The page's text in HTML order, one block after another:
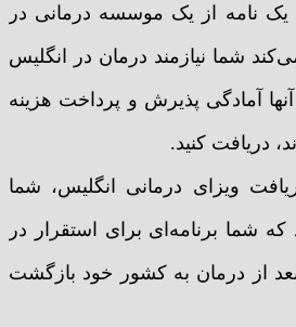
یک نامه از یک موسسه درمانی در
شما نیازمند درمان در انگلیس
آمادگی پذیرش و پرداخت هزینه
دریافت کنید.
ویزای درمانی انگلیس، شما
که شما برنامه‌ای برای استقرار در
بعد از درمان به کشور خود بازگشت